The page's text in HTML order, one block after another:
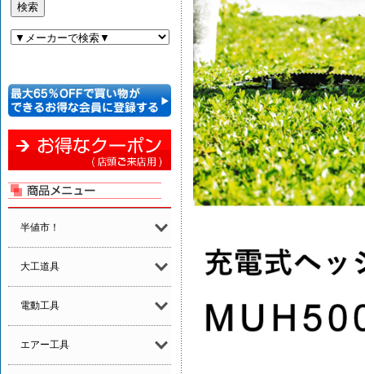
半値市！
大工道具
電動工具
エアー工具